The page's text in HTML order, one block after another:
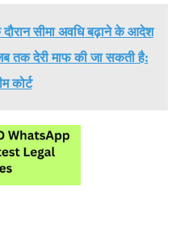
सीमा अवधि बढ़ाने के आदेश
तक देरी माफ की जा सकती है:
कोर्ट